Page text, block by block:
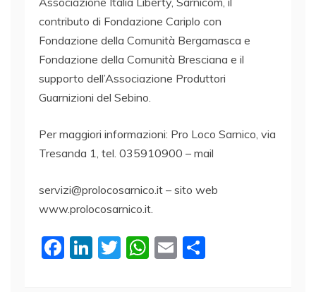
contributo di Fondazione Cariplo con
Fondazione della Comunità Bergamasca e
Fondazione della Comunità Bresciana e il
supporto dell’Associazione Produttori
Guarnizioni del Sebino.
Per maggiori informazioni: Pro Loco Sarnico, via
Tresanda 1, tel. 035910900 – mail
servizi@prolocosarnico.it – sito web
www.prolocosarnico.it.
F
Li T
W E